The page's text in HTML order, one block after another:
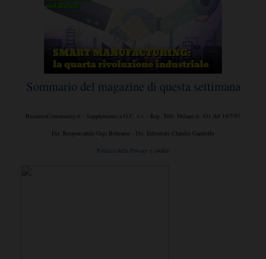
Sommario del magazine di questa settimana
BusinessCommunity.it - Supplemento a G.C. e t. - Reg. Trib. Milano n. 431 del 19/7/97
Dir. Responsabile Gigi Beltrame - Dir. Editoriale Claudio Gandolfo
Politica della Privacy e cookie